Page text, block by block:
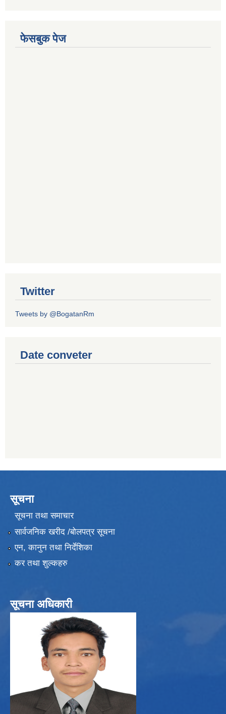
फेसबुक पेज
Twitter
Tweets by @BogatanRm
Date conveter
सूचना
सूचना तथा समाचार
सार्वजनिक खरीद /बोलपत्र सूचना
एन, कानुन तथा निर्देशिका
कर तथा शुल्कहरु
सूचना अधिकारी